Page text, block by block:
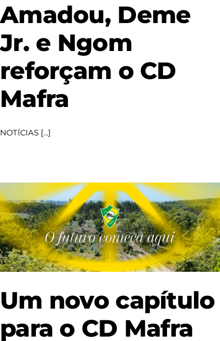
Amadou, Deme
Jr. e Ngom
reforçam o CD
Mafra
NOTÍCIAS [...]
Um novo capítulo
para o CD Mafra